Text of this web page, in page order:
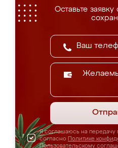
Оставьте заявку
Я соглашаюсь на передачу
согласно Политике
Пользовательскому